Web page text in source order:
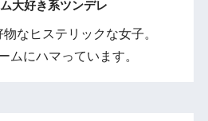
大好き系ツンデレ
なヒステリックな女子。
ムにハマっています。